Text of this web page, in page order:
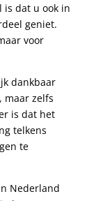
is dat u ook in
geniet.
voor
dankbaar
maar zelfs
is dat het
telkens
te
Nederland